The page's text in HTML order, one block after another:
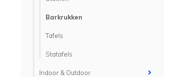
Barkrukken
Tafels
Statafels
Indoor & Outdoor